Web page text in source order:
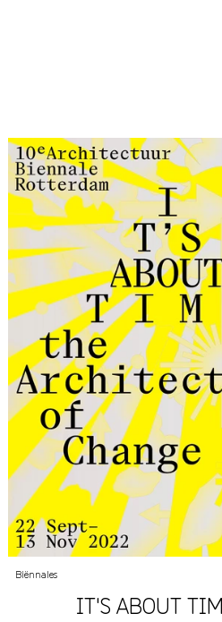
Biënnales
IT'S ABOUT